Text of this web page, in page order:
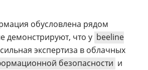
обусловлена рядом
демонстрируют, что у beeline
экспертиза в облачных
безопасности и